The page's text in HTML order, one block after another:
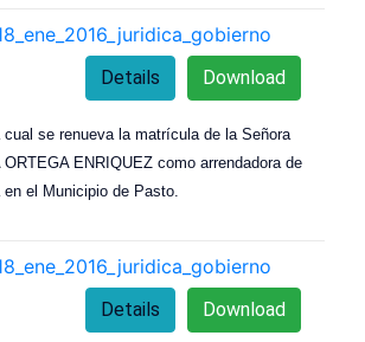
Download
Details
cual se renueva la matrícula de la Señora
ORTEGA ENRIQUEZ como arrendadora de
en el Municipio de Pasto.
Download
Details